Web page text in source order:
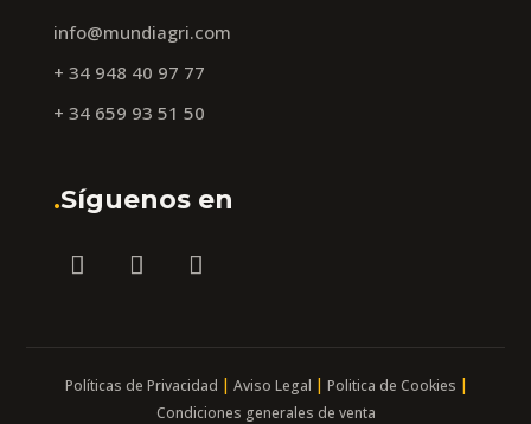
info@mundiagri.com
+ 34 948 40 97 77
+ 34 659 93 51 50
.Síguenos en
Políticas de Privacidad | Aviso Legal | Politica de Cookies |
Condiciones generales de venta